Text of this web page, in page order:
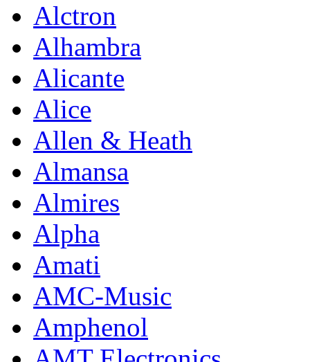
Alctron
Alhambra
Alicante
Alice
Allen & Heath
Almansa
Almires
Alpha
Amati
AMC-Music
Amphenol